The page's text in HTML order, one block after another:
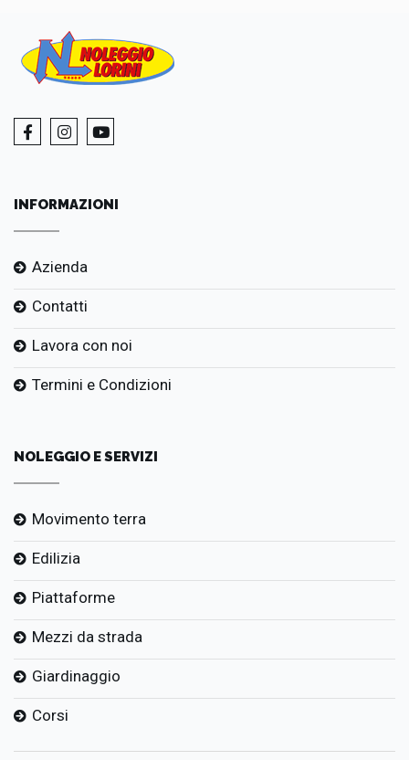
INFORMAZIONI
Azienda
Contatti
Lavora con noi
Termini e Condizioni
NOLEGGIO E SERVIZI
Movimento terra
Edilizia
Piattaforme
Mezzi da strada
Giardinaggio
Corsi